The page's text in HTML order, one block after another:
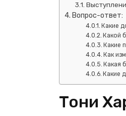
Вопрос-ответ:
Какие
Какой
Какие
Как
Какая
Какие
Тони